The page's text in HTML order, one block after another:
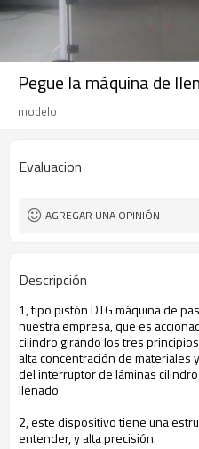
Pegue la máquina de
modelo
Evaluacion
AGREGAR UNA OPINIÓN
Descripción
1, tipopistónDTGmáquina de
nuestra empresa,que es
cilindrogirando lostres
alta concentraciónde materiales y
del interruptor de láminascilindro
llenado
2,este dispositivotiene una
entender,y alta precisión.